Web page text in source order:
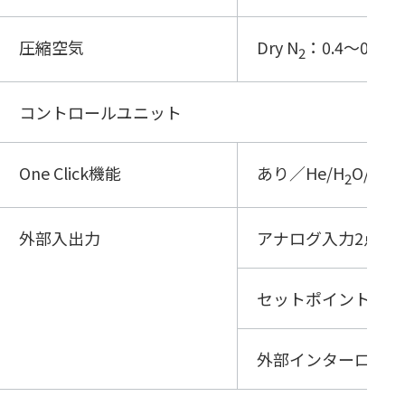
圧縮空気 Dry N2 ：0.4～
コントロールユニット
One Click機能 あり／He/H2O/N
外部入出力 アナログ入力2点（
セットポイント出
外部インターロッ